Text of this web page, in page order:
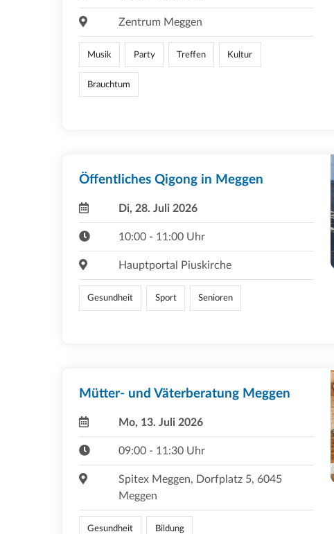
Zentrum Meggen
Musik Party Treffen Kultur
Brauchtum
Öffentliches Qigong in Meggen
Di, 28. Juli 2026
10:00 - 11:00 Uhr
Hauptportal Piuskirche
Gesundheit Sport Senioren
Mütter- und Väterberatung Meggen
Mo, 13. Juli 2026
09:00 - 11:30 Uhr
Spitex Meggen, Dorfplatz 5, 6045
Meggen
Gesundheit Bildung